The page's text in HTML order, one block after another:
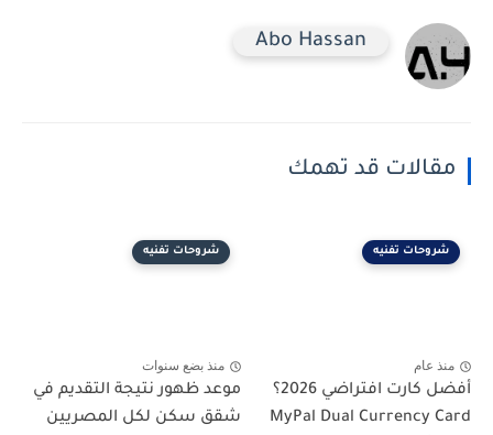
Abo Hassan
مقالات قد تهمك
شروحات تفنيه
منذ عام
أفضل كارت افتراضي 2026؟
MyPal Dual Currency Card
شروحات تفنيه
منذ بضع سنوات
موعد ظهور نتيجة التقديم في
شقق سكن لكل المصريين